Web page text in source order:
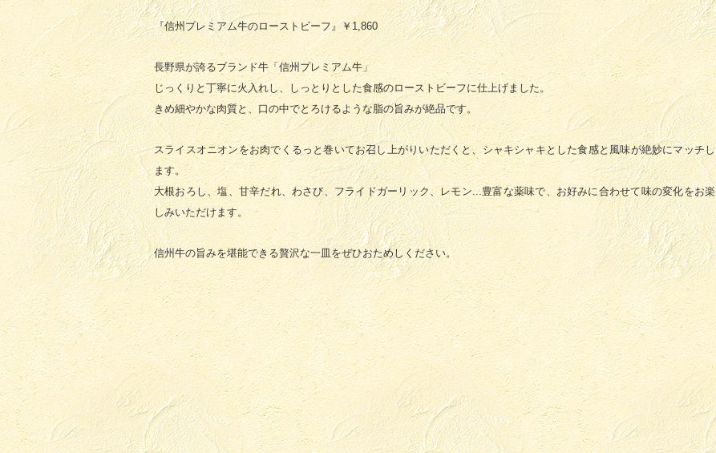
『信州プレミアム牛のローストビーフ』￥1,860
長野県が誇るブランド牛「信州プレミアム牛」
じっくりと丁寧に火入れし、しっとりとした食感のローストビーフに仕上げました。
きめ細やかな肉質と、口の中でとろけるような脂の旨みが絶品です。
スライスオニオンをお肉でくるっと巻いてお召し上がりいただくと、シャキシャキとした食感と風味が絶妙にマッチし
ます。
大根おろし、塩、甘辛だれ、わさび、フライドガーリック、レモン...豊富な薬味で、お好みに合わせて味の変化をお楽
しみいただけます。
信州牛の旨みを堪能できる贅沢な一皿をぜひおためしください。